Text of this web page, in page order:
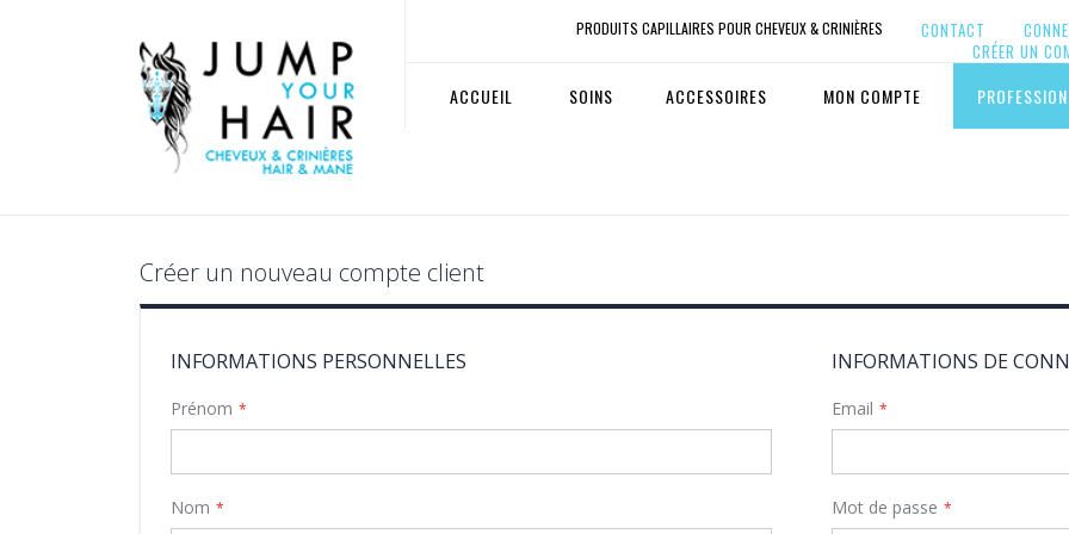
PRODUITS CAPILLAIRES POUR CHEVEUX & CRINIÈRES CONTACT
CRÉER UN
ACCUEIL SOINS ACCESSOIRES MON COMPTE
Créer un nouveau compte client
INFORMATIONS PERSONNELLES
Prénom
Nom
INFORMATIONS DE
Email
Mot de passe